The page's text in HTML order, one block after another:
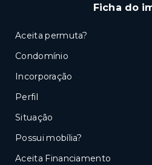
Ficha do
Aceita permuta?
Condomínio
Incorporação
Perfil
Situação
Possui mobília?
Aceita Financiamento